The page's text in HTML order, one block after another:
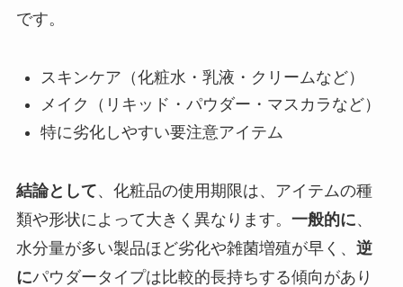
です。
スキンケア（化粧水・乳液・クリームなど）
メイク（リキッド・パウダー・マスカラなど）
特に劣化しやすい要注意アイテム
結論として、化粧品の使用期限は、アイテムの種
類や形状によって大きく異なります。 一般的に、
水分量が多い製品ほど劣化や雑菌増殖が早く、 逆
にパウダータイプは比較的長持ちする傾向があり